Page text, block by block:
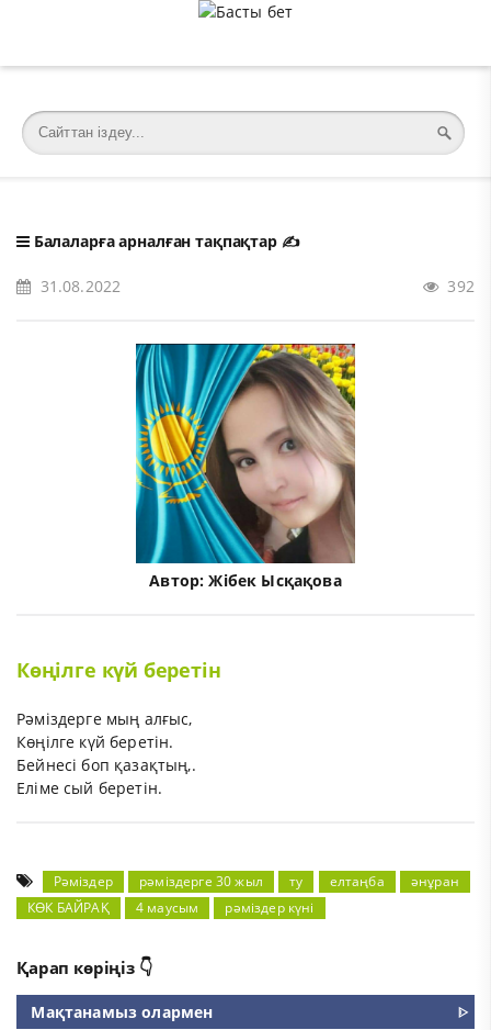
Балаларға арналған тақпақтар✍️
31.08.2022 392
Автор:Жібек Ысқақова
Көңілге күй беретін
Рәміздерге мың алғыс,
Көңілге күй беретін.
Бейнесі боп қазақтың,.
Еліме сый беретін.
Рәміздер рәміздерге 30 жыл ту елтаңба
әнұран
КӨК БАЙРАҚ
4 маусым рәміздер күні
Қарап көріңіз 👇
Мақтанамыз олармен
ᐈ